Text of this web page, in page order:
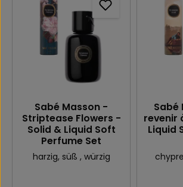
Sabé Masson -
Striptease Flowers -
Solid & Liquid Soft
Perfume Set
harzig, süß , würzig
Sabé
revenir
Liquid
chypre